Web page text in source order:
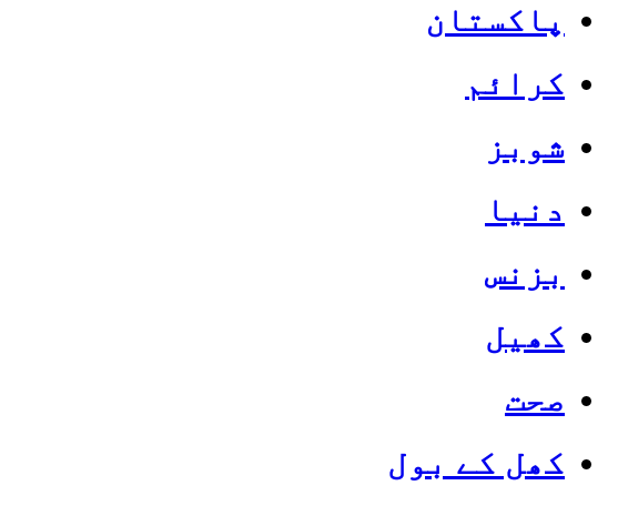
پاکستان
کرائم
شوبز
دنیا
بزنس
کھیل
صحت
کھل کے بول